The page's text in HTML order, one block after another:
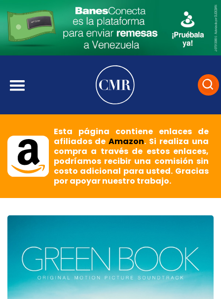
Esta página contiene enlaces de
afiliados deAmazon. Si realiza una
compra a través de estos enlaces,
podríamos recibir una comisión sin
costo adicional para usted. Gracias
por apoyar nuestro trabajo.